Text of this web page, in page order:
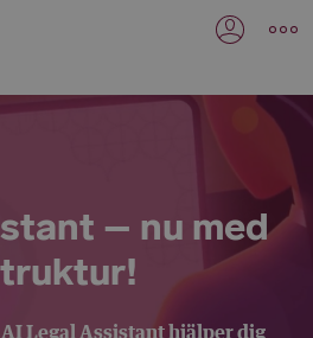
– nu med
AI Legal Assistant hjälper dig